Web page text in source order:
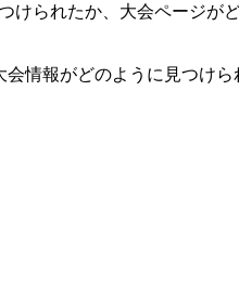
られたか、大会ページ
情報がどのように見つけ